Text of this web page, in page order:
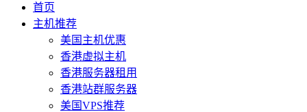
首页
主机推荐
美国主机优惠
香港虚拟主机
香港服务器租用
香港站群服务器
美国VPS推荐